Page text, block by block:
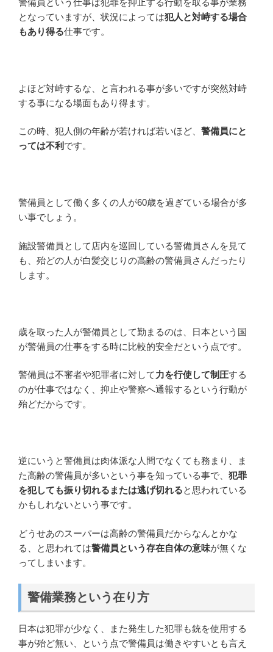
となっていますが、状況によっては犯人と対峙する場合
もあり得る仕事です。
よほど対峙するな、と言われる事が多いですが突然対峙
する事になる場面もあり得ます。
この時、犯人側の年齢が若ければ若いほど、 警備員にと
っては不利 です。
警備員として働く多くの人が60歳を過ぎている場合が多
い事でしょう。
施設警備員として店内を巡回している警備員さんを見て
も、殆どの人が白髪交じりの高齢の警備員さんだったり
します。
歳を取った人が警備員として勤まるのは、日本という国
が警備員の仕事をする時に比較的安全だという点です。
警備員は不審者や犯罪者に対して力を行使して制圧する
のが仕事ではなく、抑止や警察へ通報するという行動が
殆どだからです。
逆にいうと警備員は肉体派な人間でなくても務まり、ま
た高齢の警備員が多いという事を知っている事で、 犯罪
を犯しても振り切れるまたは逃げ切れると思われている
かもしれないという事です。
どうせあのスーパーは高齢の警備員だからなんとかな
る、と思われては警備員という存在自体の意味が無くな
ってしまいます。
警備業務という在り方
日本は犯罪が少なく、また発生した犯罪も銃を使用する
事が殆ど無い、という点で警備員は働きやすいとも言え